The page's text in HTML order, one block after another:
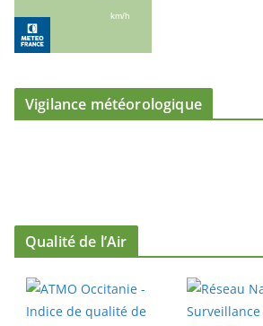
Vigilance météorologique
Qualité de l’Air